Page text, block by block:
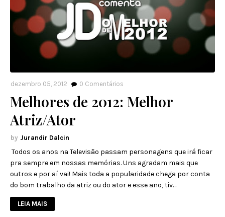
dezembro 05, 2012 0 Comentários
Melhores de 2012: Melhor
Atriz/Ator
Jurandir Dalcin
​ Todos os anos na Televisão passam personagens que irá ficar
pra sempre em nossas memórias. Uns agradam mais que
outros e por aí vai! Mais toda a popularidade chega por conta
do bom trabalho da atriz ou do ator e esse ano, tiv…
LEIA MAIS